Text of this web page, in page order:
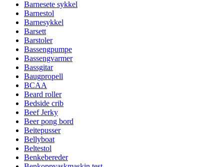
Barnesete sykkel
Barnestol
Barnesykkel
Barsett
Barstoler
Bassengpumpe
Bassengvarmer
Bassgitar
Baugpropell
BCAA
Beard roller
Bedside crib
Beef Jerky
Beer pong bord
Beitepusser
Bellyboat
Beltestol
Benkebereder